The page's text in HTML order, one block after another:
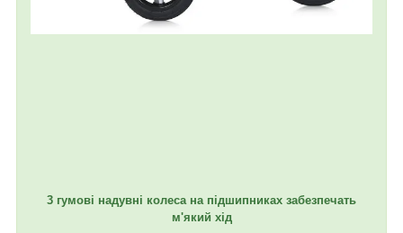
3 гумові надувні колеса на підшипниках забезпечать
м'який хід